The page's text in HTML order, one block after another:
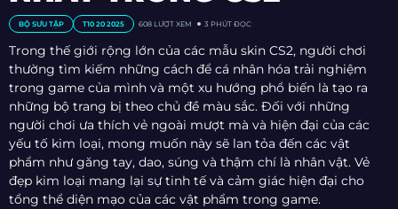
BỘ SƯU TẬP T10 20 2025 608 LƯỢT XEM 3 PHÚT ĐỌC
Trong thế giới rộng lớn của các mẫu skin CS2, người chơi
thường tìm kiếm những cách để cá nhân hóa trải nghiệm
trong game của mình và một xu hướng phổ biến là tạo ra
những bộ trang bị theo chủ đề màu sắc. Đối với những
người chơi ưa thích vẻ ngoài mượt mà và hiện đại của các
yếu tố kim loại, mong muốn này sẽ lan tỏa đến các vật
phẩm như găng tay, dao, súng và thậm chí là nhân vật. Vẻ
đẹp kim loại mang lại sự tinh tế và cảm giác hiện đại cho
tổng thể diện mạo của các vật phẩm trong game.